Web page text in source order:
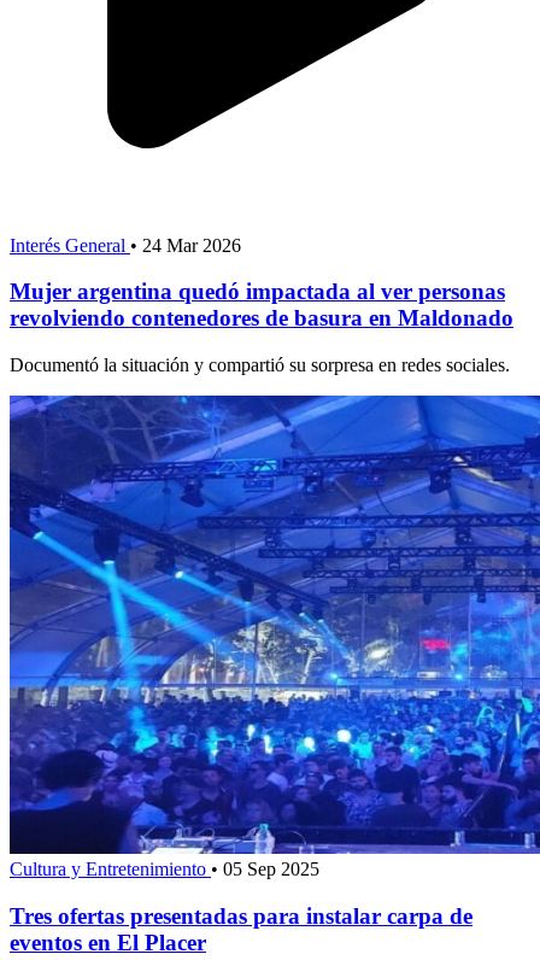
Interés General • 24 Mar 2026
Mujer argentina quedó impactada al ver personas
revolviendo contenedores de basura en Maldonado
Documentó la situación y compartió su sorpresa en redes sociales.
Cultura y Entretenimiento • 05 Sep 2025
Tres ofertas presentadas para instalar carpa de
eventos en El Placer